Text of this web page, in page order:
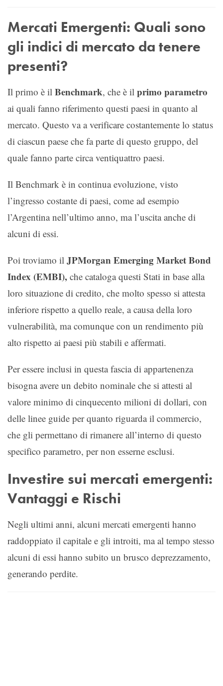
Mercati Emergenti: Quali sono
gli indici di mercato da tenere
presenti?
Il primo è il Benchmark, che è il primo parametro
ai quali fanno riferimento questi paesi in quanto al
mercato. Questo va a verificare costantemente lo status
di ciascun paese che fa parte di questo gruppo, del
quale fanno parte circa ventiquattro paesi.
Il Benchmark è in continua evoluzione, visto
l’ingresso costante di paesi, come ad esempio
l’Argentina nell’ultimo anno, ma l’uscita anche di
alcuni di essi.
Poi troviamo il JPMorgan Emerging Market Bond
Index (EMBI), che cataloga questi Stati in base alla
loro situazione di credito, che molto spesso si attesta
inferiore rispetto a quello reale, a causa della loro
vulnerabilità, ma comunque con un rendimento più
alto rispetto ai paesi più stabili e affermati.
Per essere inclusi in questa fascia di appartenenza
bisogna avere un debito nominale che si attesti al
valore minimo di cinquecento milioni di dollari, con
delle linee guide per quanto riguarda il commercio,
che gli permettano di rimanere all’interno di questo
specifico parametro, per non esserne esclusi.
Investire sui mercati emergenti:
Vantaggi e Rischi
Negli ultimi anni, alcuni mercati emergenti hanno
raddoppiato il capitale e gli introiti, ma al tempo stesso
alcuni di essi hanno subito un brusco deprezzamento,
generando perdite.